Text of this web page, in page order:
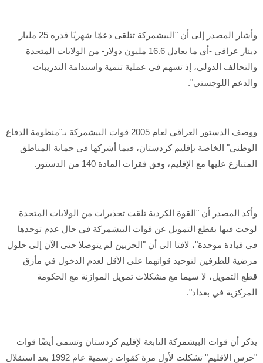
وأشار المصدر إلى أن "البيشمركة تتلقى دعمًا شهريًا قدره 25 مليار
دينار عراقي -أي ما يعادل 16.6 مليون دولار- من الولايات المتحدة
والتحالف الدولي، إذ تسهم في عملية تنمية واستدامة التدريبات
والدعم اللوجستي".
ووصف الدستور العراقي لعام 2005 قوات البيشمركة بـ"منظومة الدفاع
الوطني" الخاصة بإقليم كردستان، فيما أشركها في حماية المناطق
المتنازع عليها مع الإقليم، وفق فقرات المادة 140 من الدستور.
وأكد المصدر أن "القوة الكردية تلقت تحذيرات من الولايات المتحدة
لوحت فيها بقطع التمويل عن قوات البيشمركة في حال عدم توحدها
في قيادة موحدة"، لافتا الى أن "الحزبين لم يتوصلا حتى الآن إلى حلول
مرضية للطرفين لتوحيد قواتهما على الأقل لعدم الدخول في مأزق
قطع التمويل، لا سيما مع مشكلات تمويل الموازنة مع الحكومة
المركزية في بغداد".
يذكر أن قوات البيشمركة التابعة لإقليم كردستان وتسمى أيضًا قوات
"حرس الإقليم" تشكلت لأول مرة كقوات رسمية عام 1992 بعد استقلال